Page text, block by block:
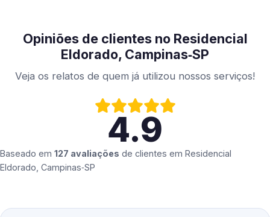
Opiniões de clientes no Residencial
Eldorado, Campinas‑SP
Veja os relatos de quem já utilizou nossos serviços!
4.9
Baseado em 127 avaliações de clientes em Residencial
Eldorado, Campinas‑SP